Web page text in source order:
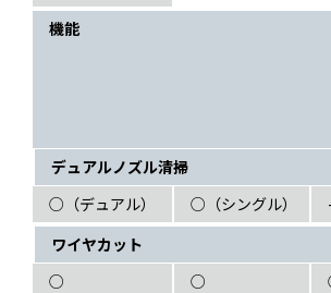
機能
デュアルノズル清掃
○（デュアル）
○（シングル）
ワイヤカット
○
○